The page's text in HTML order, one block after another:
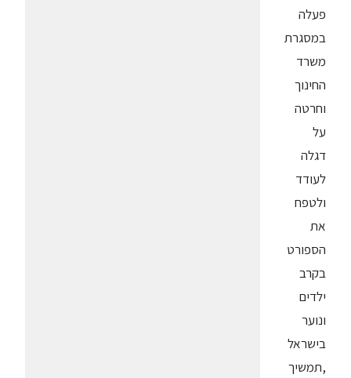
פעלה
במסגרת
משרד
החינוך
וחרטה
על
דגלה
לעודד
ולטפח
את
הספורט
בקרב
ילדים
ונוער
בישראל
,תמשיך